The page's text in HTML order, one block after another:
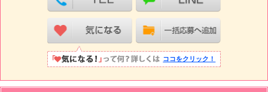
ココをクリック！